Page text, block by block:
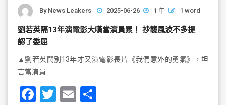
By News Leakers 2025-06-26 1 年 1 word
劉若英隔13年演電影大嘆當演員累！ 抄襲風波不多提
認了委屈
▲劉若英闊別13年才又演電影長片《我們意外的勇氣》，坦
言當演員 …
F
T
E